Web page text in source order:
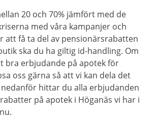
20 och 70% jämfört med de
med våra kampanjer och
att få ta del av pensionärsrabatten
ska du ha giltig id-handling. Om
bra erbjudande på apotek för
oss gärna så att vi kan dela det
hittar du alla erbjudanden
på apotek i Höganäs vi har i